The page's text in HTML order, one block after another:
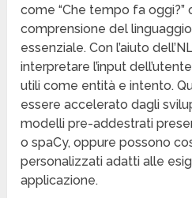
come “Che tempo fa oggi?”
comprensione del
essenziale. Con l’aiuto
interpretare l’input
utili come entità e intento.
essere accelerato dagli
modelli pre-addestrati
o spaCy, oppure possono
personalizzati adatti alle
applicazione.